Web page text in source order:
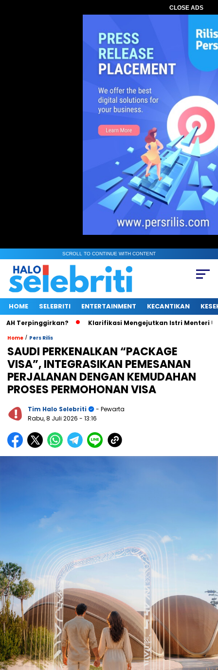
CLOSE ADS
SCROLL TO CONTINUE WITH CONTENT
HOME SELEBRITI ENTERTAINMENT KECANTIKAN
Klarifikasi Mengejutkan Istri Menteri UMKM
Home / Pers Rilis
SAUDI PERKENALKAN “PACKAGE
VISA”, INTEGRASIKAN PEMESANAN
PERJALANAN DENGAN KEMUDAHAN
PROSES PERMOHONAN VISA
Tim Halo Selebriti
- Pewarta
Rabu, 8 Juli 2026 - 13:16